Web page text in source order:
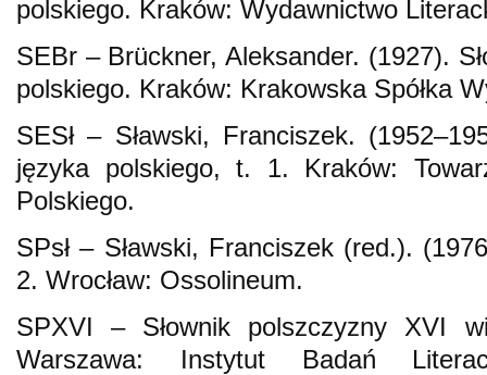
polskiego. Kraków: Wydawnictwo
SEBr – Brückner, Aleksander. (1927).
polskiego. Kraków: Krakowska Spółka
SESł – Sławski, Franciszek.
języka polskiego, t. 1. Kraków:
Polskiego.
SPsł – Sławski, Franciszek (red.).
2. Wrocław: Ossolineum.
SPXVI – Słownik polszczyzny XVI
Warszawa: Instytut Badań